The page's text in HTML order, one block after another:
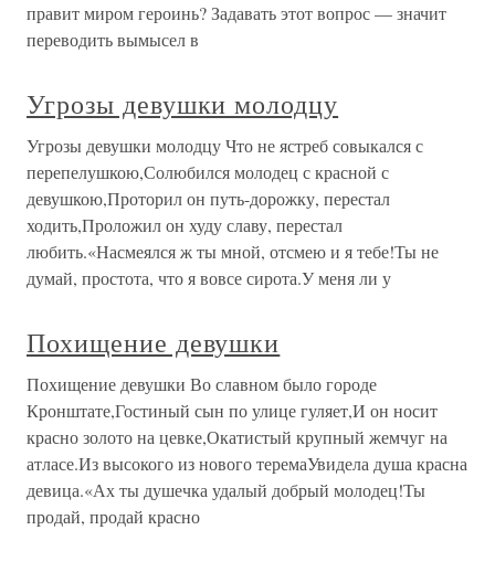
правит миром героинь? Задавать этот вопрос — значит
переводить вымысел в
Угрозы девушки молодцу
Угрозы девушки молодцу Что не ястреб совыкался с
перепелушкою,Солюбился молодец с красной с
девушкою,Проторил он путь-дорожку, перестал
ходить,Проложил он худу славу, перестал
любить.«Насмеялся ж ты мной, отсмею и я тебе!Ты не
думай, простота, что я вовсе сирота.У меня ли у
Похищение девушки
Похищение девушки Во славном было городе
Кронштате,Гостиный сын по улице гуляет,И он носит
красно золото на цевке,Окатистый крупный жемчуг на
атласе.Из высокого из нового теремаУвидела душа красна
девица.«Ах ты душечка удалый добрый молодец!Ты
продай, продай красно